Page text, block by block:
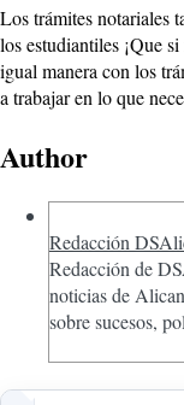
Los trámites notariales
los estudiantiles ¡Que
igual manera con los
a trabajar en lo que
Author
Redacción
Redacción de
noticias de
sobre sucesos,